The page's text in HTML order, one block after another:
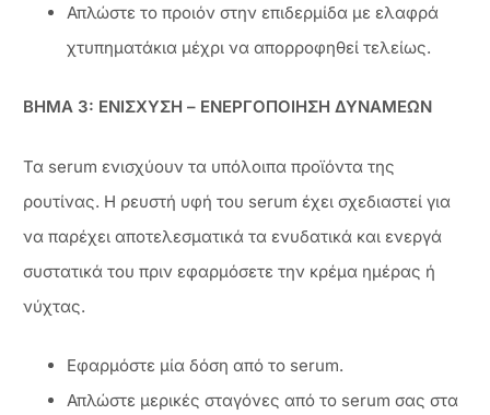
Απλώστε το προιόν στην επιδερμίδα με ελαφρά
χτυπηματάκια μέχρι να απορροφηθεί τελείως.
ΒΗΜΑ 3: ΕΝΙΣΧΥΣΗ – ΕΝΕΡΓΟΠΟΙΗΣΗ ΔΥΝΑΜΕΩΝ
Τα serum ενισχύουν τα υπόλοιπα προϊόντα της
ρουτίνας. Η ρευστή υφή του serum έχει σχεδιαστεί για
να παρέχει αποτελεσματικά τα ενυδατικά και ενεργά
συστατικά του πριν εφαρμόσετε την κρέμα ημέρας ή
νύχτας.
Εφαρμόστε μία δόση από το serum.
Απλώστε μερικές σταγόνες από το serum σας στα